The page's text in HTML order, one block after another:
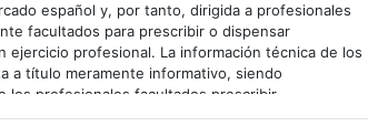
Cancelar
español y, por tanto, dirigida a profesionales
facultados para prescribir o dispensar
ejercicio profesional. La información técnica de los
a título meramente informativo, siendo
los profesionales facultados prescribir
en cada caso concreto, el tratamiento más
PUBLICIDAD